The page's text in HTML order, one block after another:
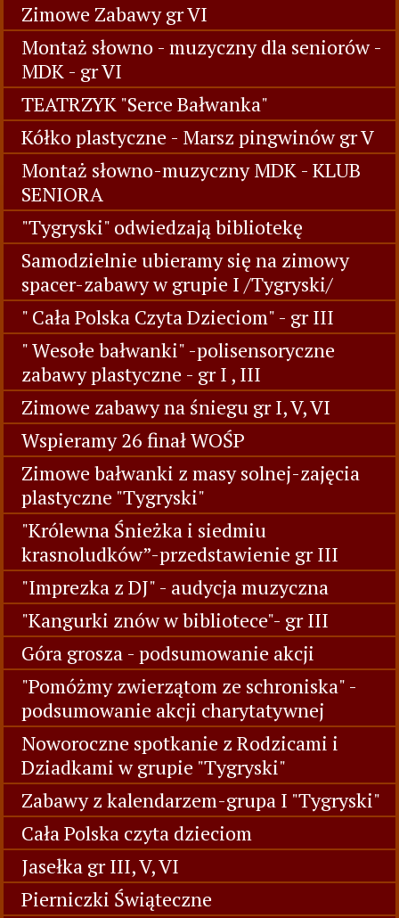
Zimowe Zabawy gr VI
Montaż słowno - muzyczny dla seniorów -
MDK - gr VI
TEATRZYK "Serce Bałwanka"
Kółko plastyczne - Marsz pingwinów gr V
Montaż słowno-muzyczny MDK - KLUB
SENIORA
"Tygryski" odwiedzają bibliotekę
Samodzielnie ubieramy się na zimowy
spacer-zabawy w grupie I /Tygryski/
" Cała Polska Czyta Dzieciom" - gr III
" Wesołe bałwanki" -polisensoryczne
zabawy plastyczne - gr I , III
Zimowe zabawy na śniegu gr I, V, VI
Wspieramy 26 finał WOŚP
Zimowe bałwanki z masy solnej-zajęcia
plastyczne "Tygryski"
"Królewna Śnieżka i siedmiu
krasnoludków”-przedstawienie gr III
"Imprezka z DJ" - audycja muzyczna
"Kangurki znów w bibliotece"- gr III
Góra grosza - podsumowanie akcji
"Pomóżmy zwierzątom ze schroniska" -
podsumowanie akcji charytatywnej
Noworoczne spotkanie z Rodzicami i
Dziadkami w grupie "Tygryski"
Zabawy z kalendarzem-grupa I "Tygryski"
Cała Polska czyta dzieciom
Jasełka gr III, V, VI
Pierniczki Świąteczne